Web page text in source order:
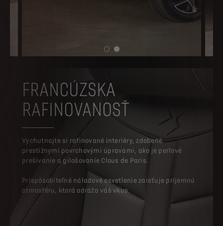
FRANCÚZSKA
RAFINOVANOSŤ
Vychutnajte si rafinované interiéry, zdobené
prestížnymi povrchovými úpravami, ako je perlové
prešívanie a gilošovanie Clous de Paris.
Prispôsobiteľné náladové osvetlenie zaisťuje príjemnú
atmosféru, ktorá odráža váš vkus.